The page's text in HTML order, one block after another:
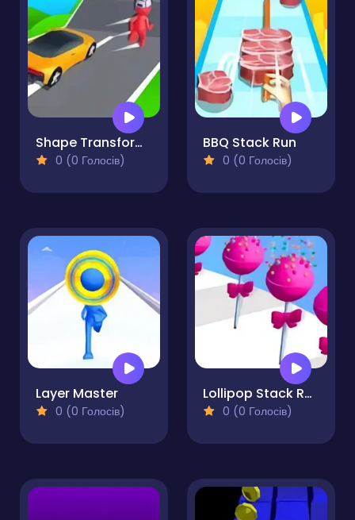
Shape Transform Shifting Rush
0 (0 Голосів)
BBQ Stack Run
0 (0 Голосів)
Layer Master
0 (0 Голосів)
Lollipop Stack Run
0 (0 Голосів)